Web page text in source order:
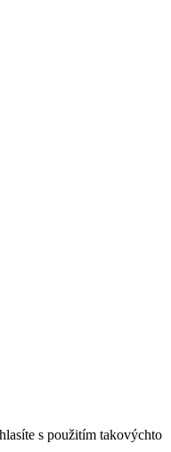
s použitím takovýchto